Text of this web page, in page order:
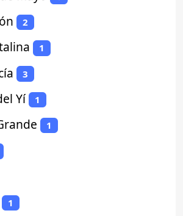
2
1
3
Yí 1
1
1